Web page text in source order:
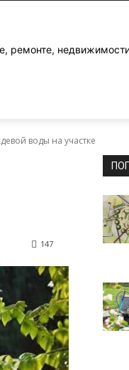
ремонте,
воды на участке
147